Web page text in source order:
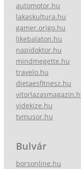
automotor.hu
lakaskultura.hu
gamer.origo.hu
likebalaton.hu
napidoktor.hu
mindmegette.hu
travelo.hu
dietaesfitnesz.hu
videkize.hu
tvmusor.hu
Bulvár
borsonline.hu